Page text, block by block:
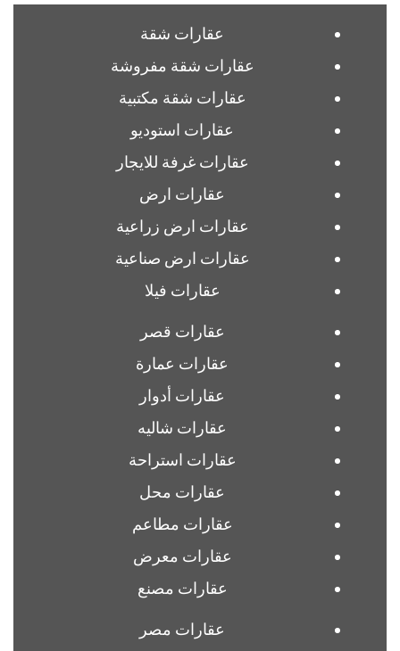
عقارات شقة
عقارات شقة مفروشة
عقارات شقة مكتبية
عقارات استوديو
عقارات غرفة للايجار
عقارات ارض
عقارات ارض زراعية
عقارات ارض صناعية
عقارات فيلا
عقارات قصر
عقارات عمارة
عقارات أدوار
عقارات شاليه
عقارات استراحة
عقارات محل
عقارات مطاعم
عقارات معرض
عقارات مصنع
عقارات مصر